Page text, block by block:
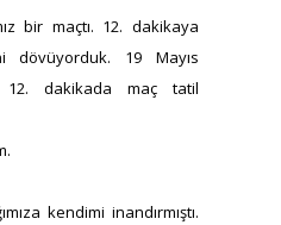
bir maçtı. 12. dakikaya
dövüyorduk. 19 Mayıs
12. dakikada maç tatil
kendimi inandırmıştı.